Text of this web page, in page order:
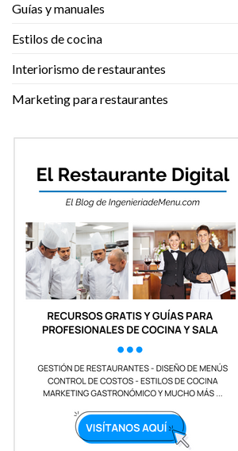
Guías y manuales
Estilos de cocina
Interiorismo de restaurantes
Marketing para restaurantes